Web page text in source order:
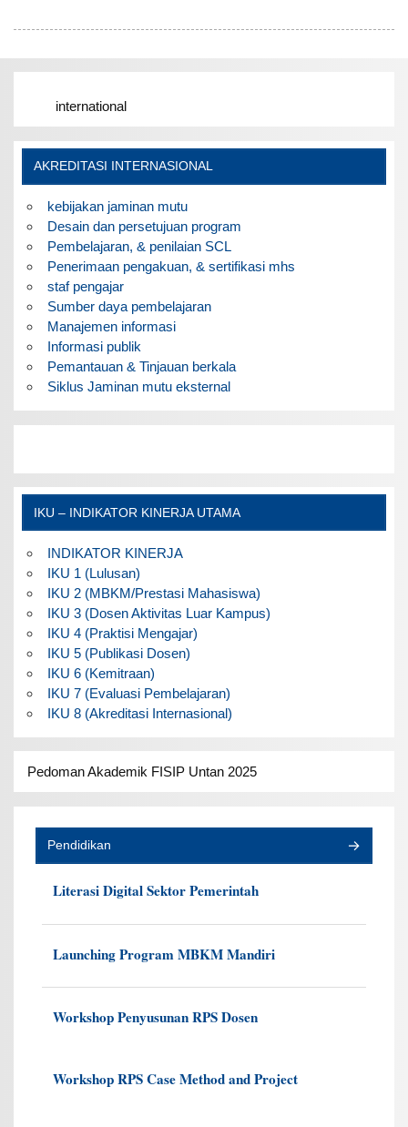
international
AKREDITASI INTERNASIONAL
kebijakan jaminan mutu
Desain dan persetujuan program
Pembelajaran, & penilaian SCL
Penerimaan pengakuan, & sertifikasi mhs
staf pengajar
Sumber daya pembelajaran
Manajemen informasi
Informasi publik
Pemantauan & Tinjauan berkala
Siklus Jaminan mutu eksternal
IKU – INDIKATOR KINERJA UTAMA
INDIKATOR KINERJA
IKU 1 (Lulusan)
IKU 2 (MBKM/Prestasi Mahasiswa)
IKU 3 (Dosen Aktivitas Luar Kampus)
IKU 4 (Praktisi Mengajar)
IKU 5 (Publikasi Dosen)
IKU 6 (Kemitraan)
IKU 7 (Evaluasi Pembelajaran)
IKU 8 (Akreditasi Internasional)
Pedoman Akademik FISIP Untan 2025
Pendidikan
Literasi Digital Sektor Pemerintah
Launching Program MBKM Mandiri
Workshop Penyusunan RPS Dosen
Workshop RPS Case Method and Project